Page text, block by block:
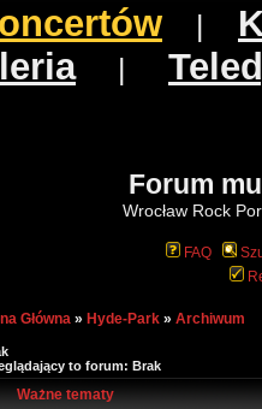
|
Forum
Wrocław Rock
FAQ
Główna » Hyde-Park » Archiwum
to forum: Brak
Ważne tematy